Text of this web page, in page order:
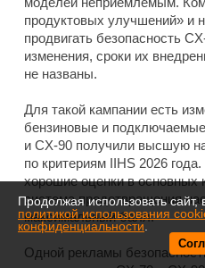
продуктовых улучшений» и
продвигать безопасность
изменения, сроки их
не названы.
Для такой кампании есть
бензиновые и
и CX-90 получили высшую
по критериям IIHS 2026
хорошие оценки в основных
система предотвращения
максимальный балл.
Одной рекламы
Продолжая использовать
политикой использования
конфиденциальности